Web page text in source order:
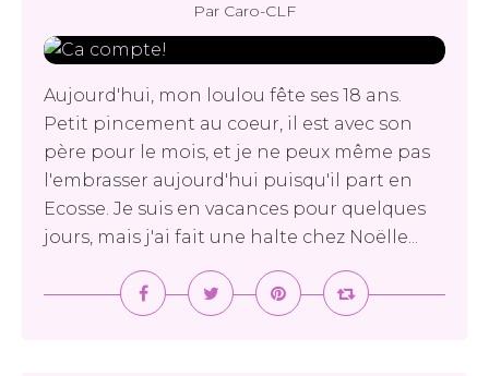
Par Caro-CLF
Aujourd'hui, mon loulou fête ses 18 ans.
Petit pincement au coeur, il est avec son
père pour le mois, et je ne peux même pas
l'embrasser aujourd'hui puisqu'il part en
Ecosse. Je suis en vacances pour quelques
jours, mais j'ai fait une halte chez Noëlle...